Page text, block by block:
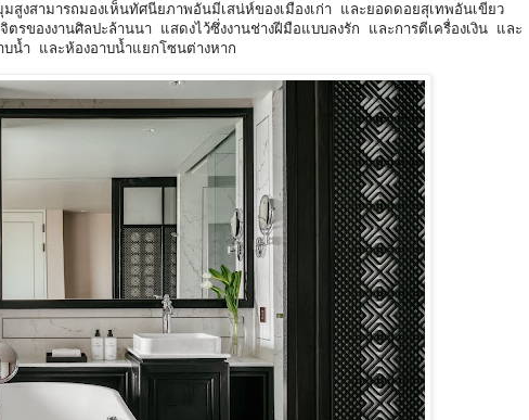
งสามารถมองเห็นทัศนียภาพอันมีเสน่ห์ของเมืองเก่า และยอดดอยสุเทพอันเขียว
รของงานศิลปะล้านนา แสดงไว้ซึ่งงานช่างฝีมือแบบลงรัก และการตีเครื่องเงิน และ
น้ำ และห้องอาบน้ำแยกโซนต่างหาก